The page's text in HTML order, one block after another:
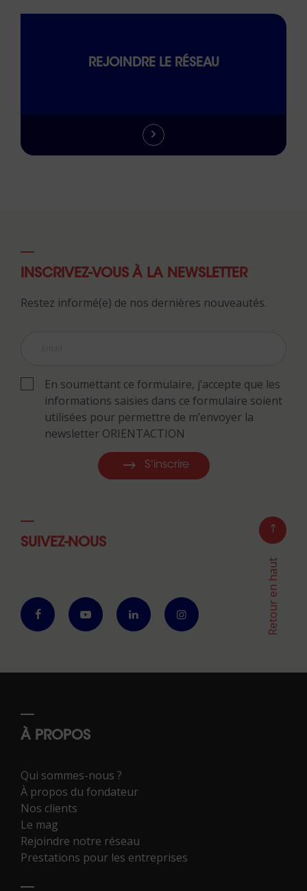
REJOINDRE LE RÉSEAU
INSCRIVEZ-VOUS À LA NEWSLETTER
Restez informé(e) de nos dernières nouveautés.
En soumettant ce formulaire, j’accepte que les
informations saisies dans ce formulaire soient
utilisées pour permettre de m’envoyer la
newsletter ORIENTACTION
S'inscrire
SUIVEZ-NOUS
Retour en haut
À PROPOS
Qui sommes-nous ?
À propos du fondateur
Nos clients
Le mag
Rejoindre notre réseau
Prestations pour les entreprises